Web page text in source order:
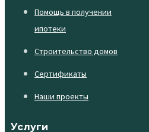
Помощь в получении
ипотеки
Строительство домов
Сертификаты
Наши проекты
Услуги